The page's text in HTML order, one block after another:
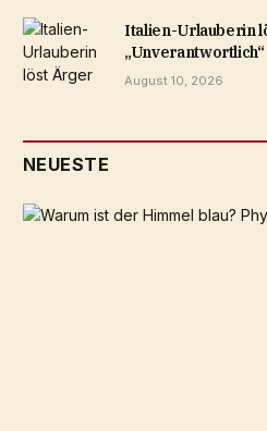
Italien-Urlauberin
„Unverantwortlich“
August 10, 2026
NEUESTE